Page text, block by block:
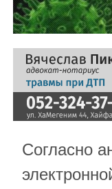
Согласно